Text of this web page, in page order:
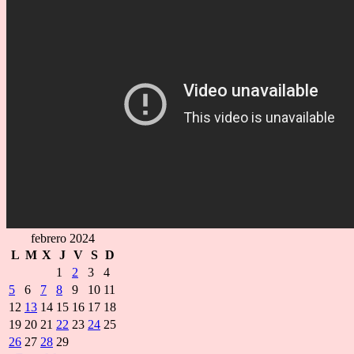
febrero 2024
L M X J V S D
1
2 3
4
5
6 7 8 9 10 11
12 13 14 15 16 17 18
19 20 21 22 23 24 25
26 27 28 29